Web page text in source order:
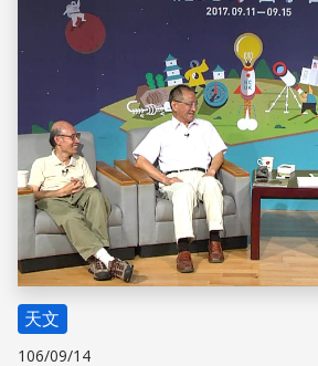
天文
106/09/14